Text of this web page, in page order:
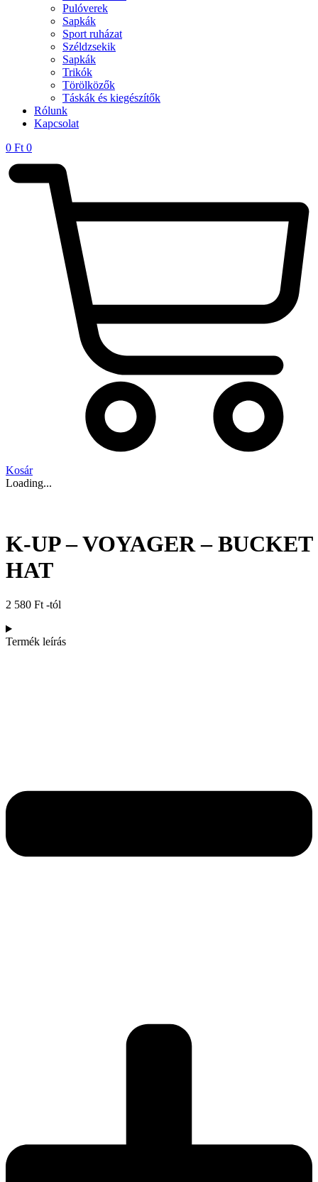
Pulóverek
Sapkák
Sport ruházat
Széldzsekik
Sapkák
Trikók
Törölközők
Táskák és kiegészítők
Rólunk
Kapcsolat
0 Ft 0
Kosár
Loading...
K-UP – VOYAGER – BUCKET
HAT
2 580 Ft -tól
Termék leírás